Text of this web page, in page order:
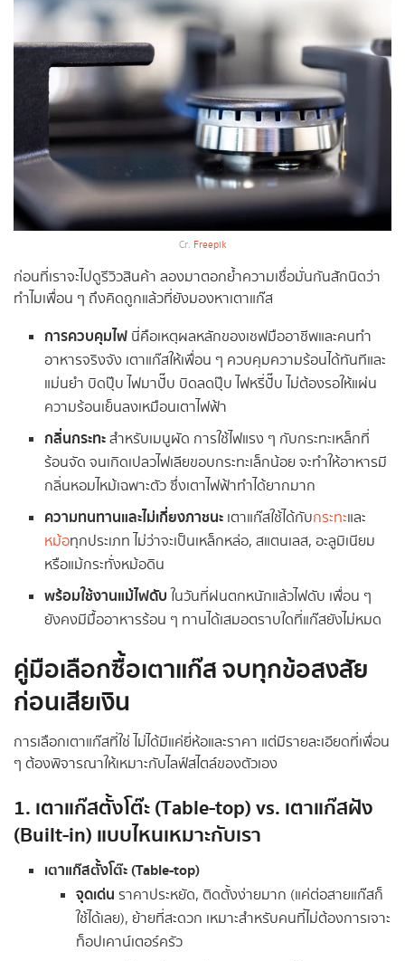
Cr. Freepik
ก่อนที่เราจะไปดูรีวิวสินค้า ลองมาตอกย้ำความเชื่อมั่นกันสักนิดว่า
ทำไมเพื่อน ๆ ถึงคิดถูกแล้วที่ยังมองหาเตาแก๊ส
การควบคุมไฟ นี่คือเหตุผลหลักของเชฟมืออาชีพและคนทำ
อาหารจริงจัง เตาแก๊สให้เพื่อน ๆ ควบคุมความร้อนได้ทันทีและ
แม่นยำ บิดปุ๊บ ไฟมาปั๊บ บิดลดปุ๊บ ไฟหรี่ปั๊บ ไม่ต้องรอให้แผ่น
ความร้อนเย็นลงเหมือนเตาไฟฟ้า
กลิ่นกระทะสำหรับเมนูผัด การใช้ไฟแรง ๆ กับกระทะเหล็กที่
ร้อนจัด จนเกิดเปลวไฟเลียขอบกระทะเล็กน้อย จะทำให้อาหารมี
กลิ่นหอมไหม้เฉพาะตัว ซึ่งเตาไฟฟ้าทำได้ยากมาก
ความทนทานและไม่เกี่ยงภาชนะ เตาแก๊สใช้ได้กับกระทะและ
หม้อทุกประเภท ไม่ว่าจะเป็นเหล็กหล่อ, สแตนเลส, อะลูมิเนียม
หรือแม้กระทั่งหม้อดิน
พร้อมใช้งานแม้ไฟดับ ในวันที่ฝนตกหนักแล้วไฟดับ เพื่อน ๆ
ยังคงมีมื้ออาหารร้อน ๆ ทานได้เสมอตราบใดที่แก๊สยังไม่หมด
คู่มือเลือกซื้อเตาแก๊ส จบทุกข้อสงสัย
ก่อนเสียเงิน
การเลือกเตาแก๊สที่ใช่ ไม่ได้มีแค่ยี่ห้อและราคา แต่มีรายละเอียดที่เพื่อน
ๆ ต้องพิจารณาให้เหมาะกับไลฟ์สไตล์ของตัวเอง
1. เตาแก๊สตั้งโต๊ะ (Table-top) vs. เตาแก๊สฝัง
(Built-in) แบบไหนเหมาะกับเรา
เตาแก๊สตั้งโต๊ะ (Table-top)
จุดเด่น ราคาประหยัด, ติดตั้งง่ายมาก (แค่ต่อสายแก๊สก็
ใช้ได้เลย), ย้ายที่สะดวก เหมาะสำหรับคนที่ไม่ต้องการเจาะ
ท็อปเคาน์เตอร์ครัว